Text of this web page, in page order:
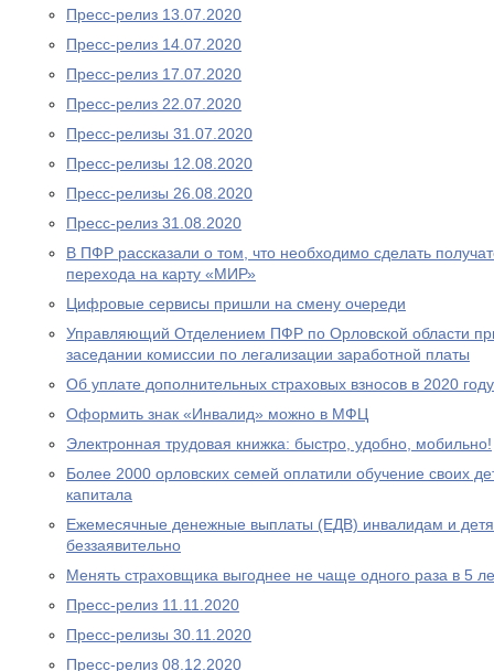
Пресс-релиз 13.07.2020
Пресс-релиз 14.07.2020
Пресс-релиз 17.07.2020
Пресс-релиз 22.07.2020
Пресс-релизы 31.07.2020
Пресс-релизы 12.08.2020
Пресс-релизы 26.08.2020
Пресс-релиз 31.08.2020
В ПФР рассказали о том, что необходимо сделать
перехода на карту «МИР»
Цифровые сервисы пришли на смену очереди
Управляющий Отделением ПФР по Орловской области
заседании комиссии по легализации заработной платы
Об уплате дополнительных страховых взносов в 2020 году
Оформить знак «Инвалид» можно в МФЦ
Электронная трудовая книжка: быстро, удобно, мобильно!
Более 2000 орловских семей оплатили обучение своих
капитала
Ежемесячные денежные выплаты (ЕДВ) инвалидам и
беззаявительно
Менять страховщика выгоднее не чаще одного раза в 5
Пресс-релиз 11.11.2020
Пресс-релизы 30.11.2020
Пресс-релиз 08.12.2020